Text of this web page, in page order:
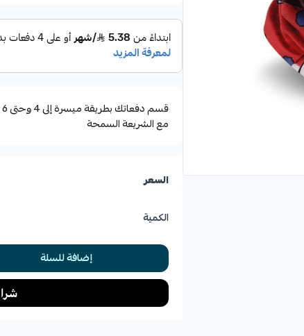
سهولة التنفس مع ميزة الجفاف السريع
مع الشريعة السمحة
السعر
الكمية
إضافة للسلة